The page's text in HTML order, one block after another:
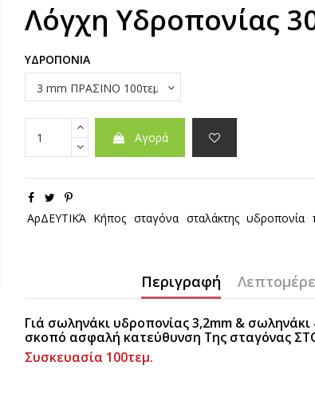
Λόγχη Υδροπονίας
ΥΔΡΟΠΟΝΙΑ
Αγορά
ΑρΔΕΥΤΙΚΆ Κήπος σταγόνα σταλάκτης υδροπονία
Περιγραφή
Γιά σωληνάκι υδροπονίας 3,2mm &
σκοπό ασφαλή κατεύθυνση Της σταγόνας
Συσκευασία 100τεμ.